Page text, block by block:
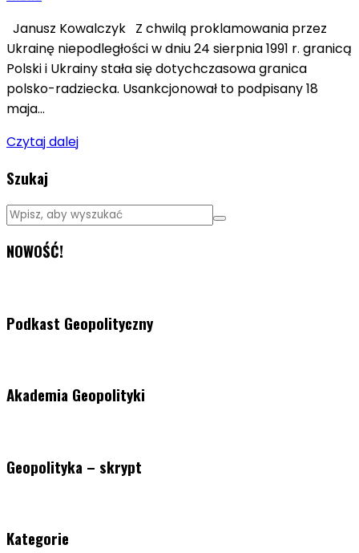
Janusz Kowalczyk Z chwilą proklamowania przez
Ukrainę niepodległości w dniu 24 sierpnia 1991 r. granicą
Polski i Ukrainy stała się dotychczasowa granica
polsko-radziecka. Usankcjonował to podpisany 18
maja…
Czytaj dalej
Szukaj
NOWOŚĆ!
Podkast Geopolityczny
Akademia Geopolityki
Geopolityka – skrypt
Kategorie